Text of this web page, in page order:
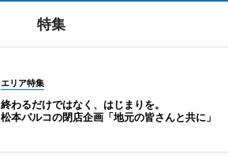
特集
エリア特集
終わるだけではなく、はじまりを。
松本パルコの閉店企画「地元の皆さんと共に」